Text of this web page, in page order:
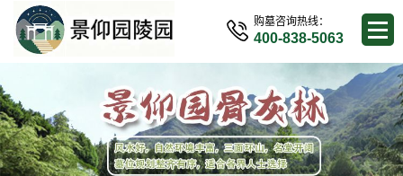
购墓咨询热线：
400-838-5063